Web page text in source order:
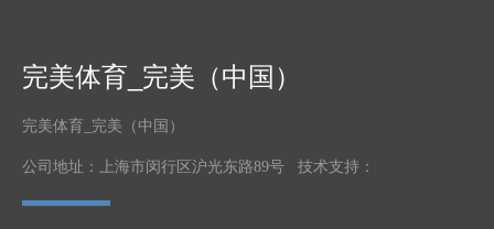
完美体育_完美（中国）
完美体育_完美（中国）
公司地址：上海市闵行区沪光东路89号 技术支持：